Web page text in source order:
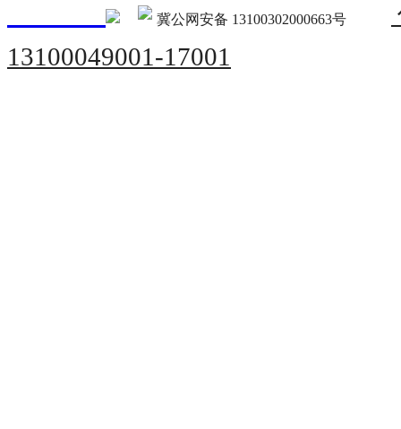
冀公网安备 13100302000663号
13100049001-17001